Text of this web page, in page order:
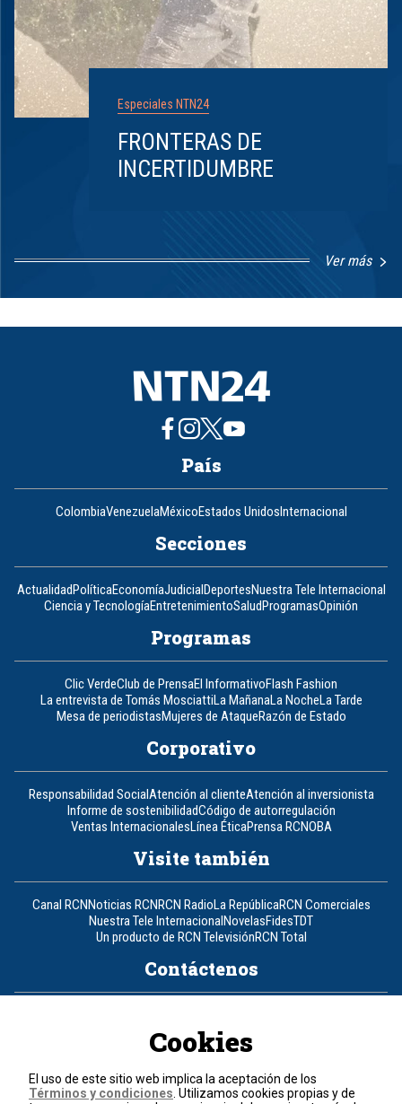
Especiales NTN24
FRONTERAS DE
INCERTIDUMBRE
Ver más
8
País
ColombiaVenezuelaMéxicoEstados UnidosInternacional
Secciones
ActualidadPolíticaEconomíaJudicialDeportesNuestra Tele Internacional
Ciencia y TecnologíaEntretenimientoSaludProgramasOpinión
Programas
Clic VerdeClub de PrensaEl InformativoFlash Fashion
La entrevista de Tomás MosciattiLa MañanaLa NocheLa Tarde
Mesa de periodistasMujeres de AtaqueRazón de Estado
Corporativo
Responsabilidad SocialAtención al clienteAtención al inversionista
Informe de sostenibilidadCódigo de autorregulación
Ventas InternacionalesLínea ÉticaPrensa RCNOBA
Visite también
Canal RCNNoticias RCNRCN RadioLa RepúblicaRCN Comerciales
Nuestra Tele InternacionalNovelasFidesTDT
Un producto de RCN TelevisiónRCN Total
Contáctenos
Política de cookies
Términos y condiciones
Cookies
El uso de este sitio web implica la aceptación de los
Términos y condiciones . Utilizamos cookies propias y de